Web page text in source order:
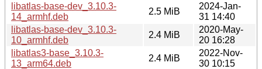
libatlas-base-dev_3.10.3-
14_armhf.deb
2.5 MiB
2024-Jan-
31 14:40
libatlas-base-dev_3.10.3-
10_armhf.deb
2.4 MiB
2020-May-
20 16:28
libatlas3-base_3.10.3-
13_arm64.deb
2.4 MiB
2022-Nov-
30 10:15